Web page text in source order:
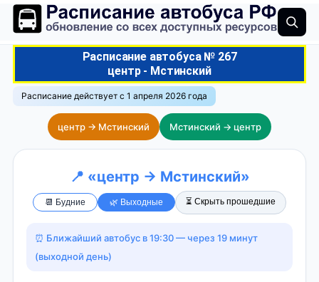
Расписание автобуса № 267
центр - Мстинский
Расписание действует с 1 апреля 2026 года
центр → Мстинский Мстинский → центр
📍 «центр → Мстинский»
📆 Будние 🌿 Выходные ⏳ Скрыть прошедшие
⏰ Ближайший автобус в 19:30 — через 19 минут
(выходной день)